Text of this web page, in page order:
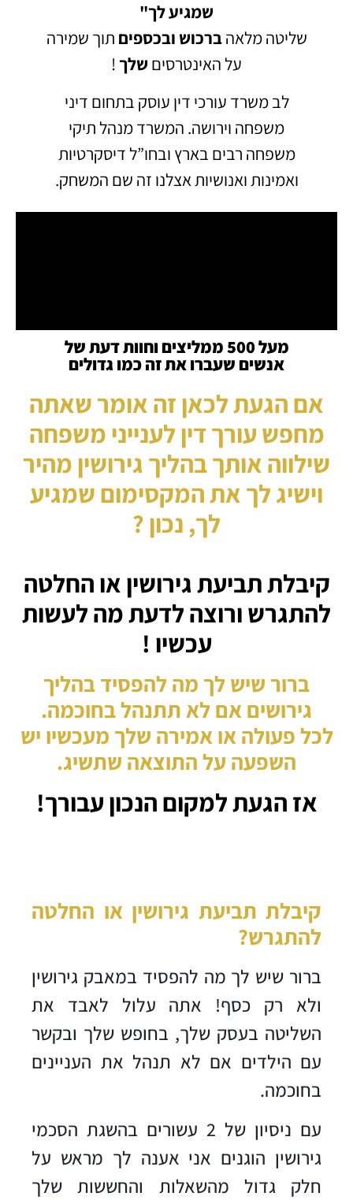
שמגיע לך"
שליטה מלאהברכוש ובכספים תוך שמירה
על האינטרסים שלך!
לב משרד עורכי דין עוסק בתחום דיני
משפחה וירושה. המשרד מנהל תיקי
משפחה רבים בארץ ובחו”ל דיסקרטיות
ואמינות ואנושיות אצלנו זה שם המשחק.
מעל 500 ממליצים וחוות דעת של
אנשים שעברו את זה כמו גדולים
אם הגעת לכאן זה אומר שאתה
מחפש עורך דין לענייני משפחה
שילווה אותך בהליך גירושין מהיר
וישיג לך את המקסימום שמגיע
לך, נכון ?
קיבלת תביעת גירושין או החלטה
להתגרש ורוצה לדעת מה לעשות
עכשיו !
ברור שיש לך מה להפסידבהליך
גירושים אם לא תתנהל בחוכמה.
לכל פעולה או אמירה שלך מעכשיו יש
השפעה על התוצאה שתשיג.
אז הגעת למקום הנכון עבורך!
קיבלת תביעת גירושין או החלטה
להתגרש?
ברור שיש לך מה להפסיד במאבק גירושין
ולא רק כסף! אתה עלול לאבד את
השליטה בעסק שלך, בחופש שלך ובקשר
עם הילדים אם לא תנהל את העניינים
בחוכמה.
עם ניסיון של 2 עשורים בהשגת הסכמי
גירושין הוגנים אני אענה לך מראש על
חלק גדול מהשאלות והחששות שלך